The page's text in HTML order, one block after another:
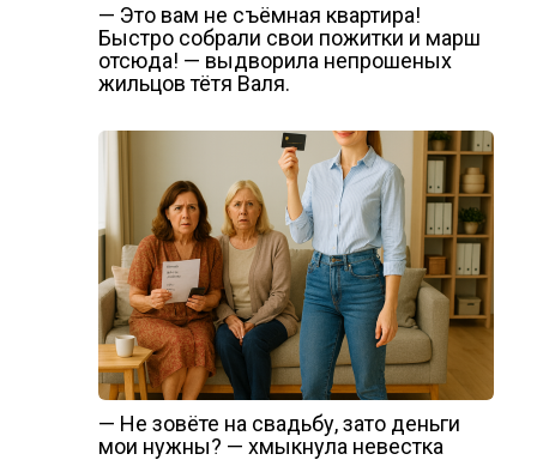
— Это вам не съёмная квартира!
Быстро собрали свои пожитки и марш
отсюда! — выдворила непрошеных
жильцов тётя Валя.
— Не зовёте на свадьбу, зато деньги
мои нужны? — хмыкнула невестка